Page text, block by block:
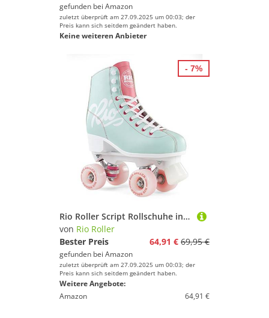
gefunden bei Amazon
zuletzt überprüft am 27.09.2025 um 00:03; der
Preis kann sich seitdem geändert haben.
Keine weiteren Anbieter
Rio Roller Script Rollschuhe in Teal/Coral (38)
von Rio Roller
Bester Preis
64,91 € 69,95 €
gefunden bei Amazon
zuletzt überprüft am 27.09.2025 um 00:03; der
Preis kann sich seitdem geändert haben.
Weitere Angebote:
Amazon
64,91 €
- 7%